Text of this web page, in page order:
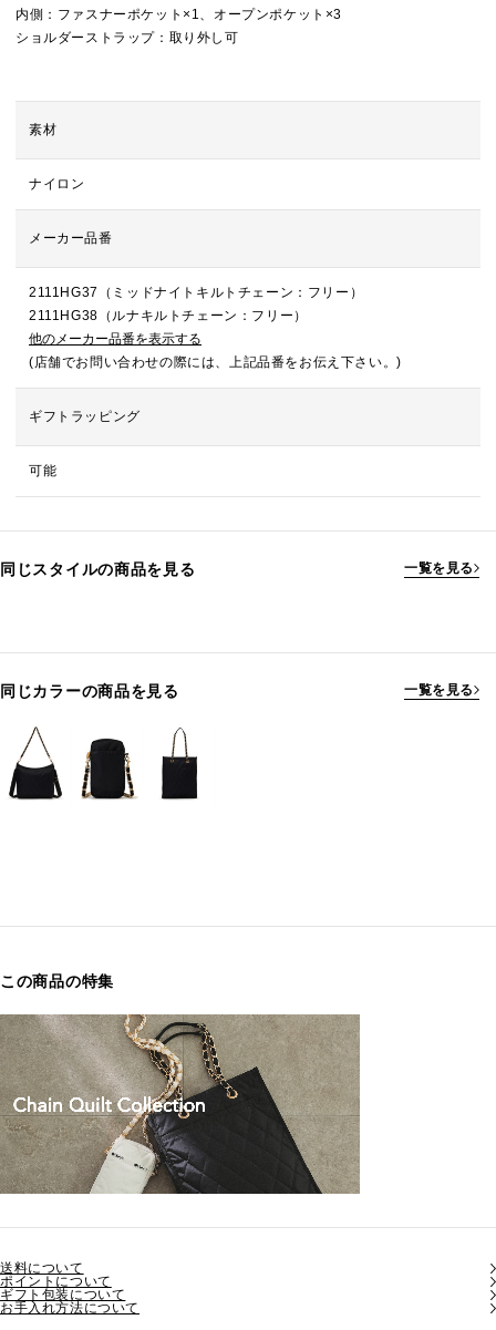
内側：ファスナーポケット×1、オープンポケット×3
ショルダーストラップ：取り外し可
素材
ナイロン
メーカー品番
2111HG37（ミッドナイトキルトチェーン：フリー）
2111HG38（ルナキルトチェーン：フリー）
他のメーカー品番を表示する
(店舗でお問い合わせの際には、上記品番をお伝え下さい。)
ギフトラッピング
可能
同じスタイルの商品を見る 一覧を見る
同じカラーの商品を見る 一覧を見る
この商品の特集
送料について
ポイントについて
ギフト包装について
お手入れ方法について